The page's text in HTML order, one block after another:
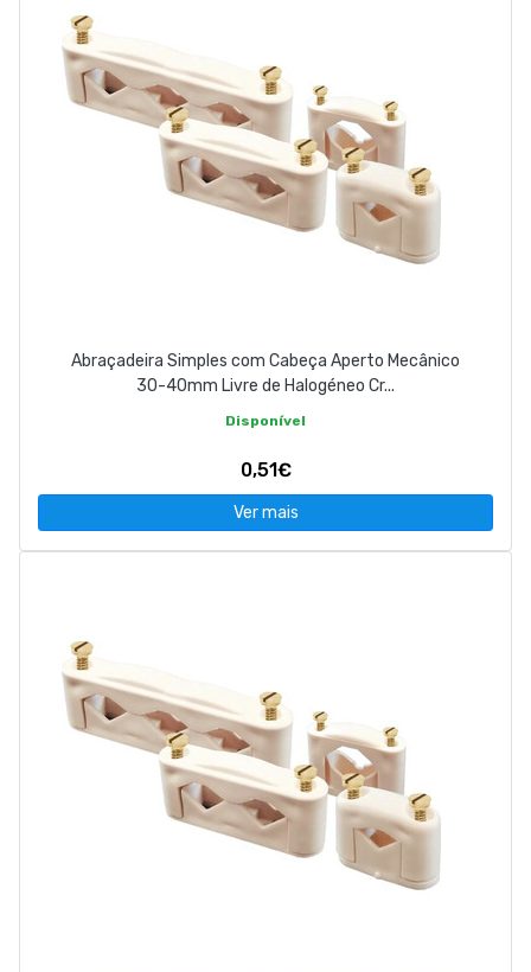
Abraçadeira Simples com Cabeça Aperto Mecânico
30-40mm Livre de Halogéneo Cr...
Disponível
0,51€
Ver mais